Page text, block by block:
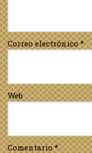
Correo electrónico*
Web
Comentario*